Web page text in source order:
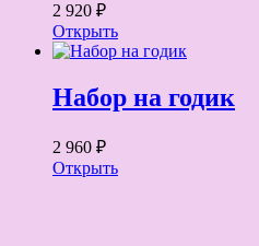
2 920 ₽
Открыть
Набор на годик
2 960 ₽
Открыть